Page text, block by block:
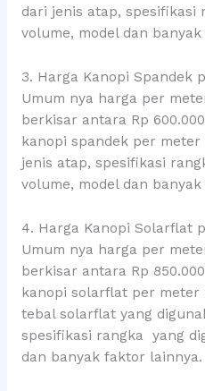
dari jenis atap, spesifikasi
volume, model dan
3. Harga Kanopi Spandek
Umum nya harga per
berkisar antara Rp
kanopi spandek per
jenis atap, spesifikasi
volume, model dan
4. Harga Kanopi Solarflat
Umum nya harga per
berkisar antara Rp
kanopi solarflat per
tebal solarflat yang
spesifikasi rangka yang
dan banyak faktor lainnya.